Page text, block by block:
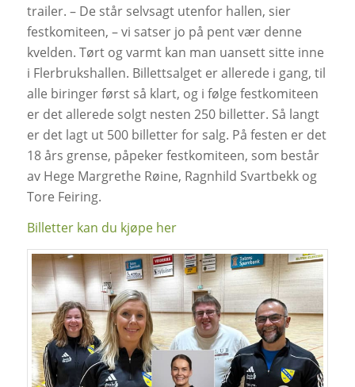
trailer. – De står selvsagt utenfor hallen, sier
festkomiteen, – vi satser jo på pent vær denne
kvelden. Tørt og varmt kan man uansett sitte inne
i Flerbrukshallen. Billettsalget er allerede i gang, til
alle biringer først så klart, og i følge festkomiteen
er det allerede solgt nesten 250 billetter. Så langt
er det lagt ut 500 billetter for salg. På festen er det
18 års grense, påpeker festkomiteen, som består
av Hege Margrethe Røine, Ragnhild Svartbekk og
Tore Feiring.
Billetter kan du kjøpe her